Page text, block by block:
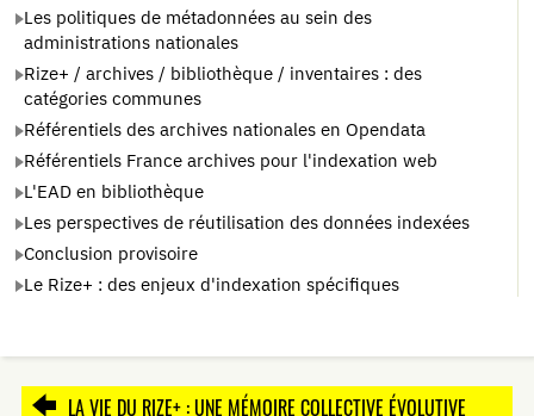
Les politiques de métadonnées au sein des
administrations nationales
Rize+ / archives / bibliothèque / inventaires : des
catégories communes
Référentiels des archives nationales en Opendata
Référentiels France archives pour l'indexation web
L'EAD en bibliothèque
Les perspectives de réutilisation des données indexées
Conclusion provisoire
Le Rize+ : des enjeux d'indexation spécifiques
LA VIE DU RIZE+ : UNE MÉMOIRE COLLECTIVE ÉVOLUTIVE